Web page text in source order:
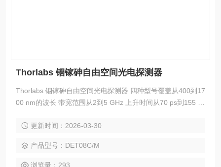
Thorlabs 铟镓砷自由空间光电探测器
Thorlabs 铟镓砷自由空间光电探测器 四种型号覆盖从400到17
00 nm的波长 带宽范围从2到5 GHz 上升时间从70 ps到155 ps
球透镜 SMA输出接头 8-32（M4）螺孔，用于安装接杆
更新时间：2026-03-30
产品型号：DET08C/M
浏览量：293